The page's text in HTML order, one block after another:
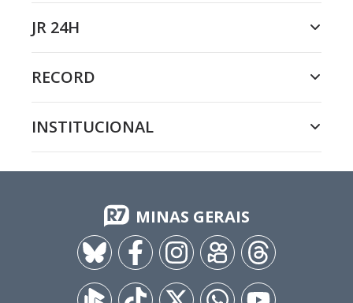
JR 24H
RECORD
INSTITUCIONAL
MINAS GERAIS